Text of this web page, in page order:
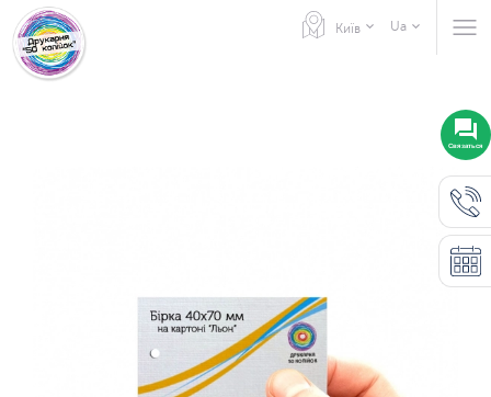
Київ Ua
Связаться